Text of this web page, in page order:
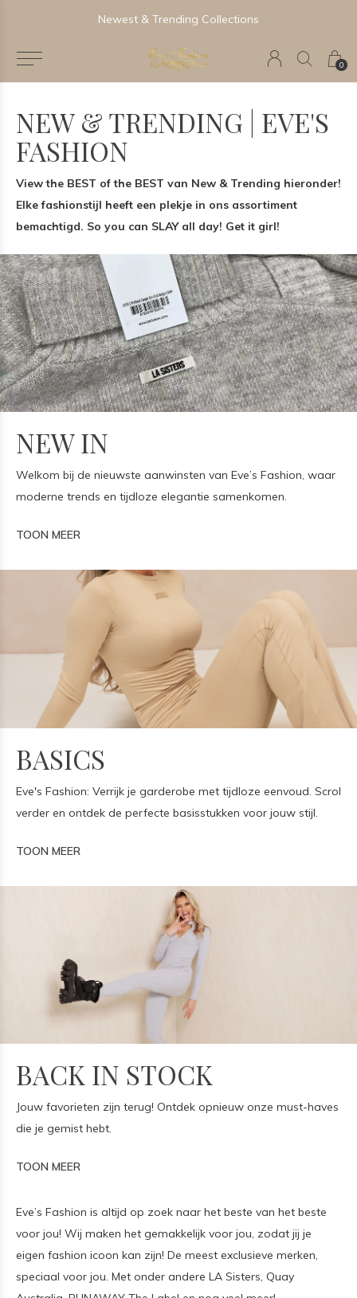
0
Newest & Trending Collections
NEW & TRENDING | EVE'S
FASHION
View the BEST of the BEST van New & Trending hieronder!
Elke fashionstijl heeft een plekje in ons assortiment
bemachtigd. So you can SLAY all day! Get it girl!
NEW IN
Welkom bij de nieuwste aanwinsten van Eve’s Fashion, waar
moderne trends en tijdloze elegantie samenkomen.
TOON MEER
BASICS
Eve's Fashion: Verrijk je garderobe met tijdloze eenvoud. Scrol
verder en ontdek de perfecte basisstukken voor jouw stijl.
TOON MEER
BACK IN STOCK
Jouw favorieten zijn terug! Ontdek opnieuw onze must-haves
die je gemist hebt.
TOON MEER
Eve’s Fashion is altijd op zoek naar het beste van het beste
voor jou! Wij maken het gemakkelijk voor jou, zodat jij je
eigen fashion icoon kan zijn! De meest exclusieve merken,
speciaal voor jou. Met onder andere LA Sisters, Quay